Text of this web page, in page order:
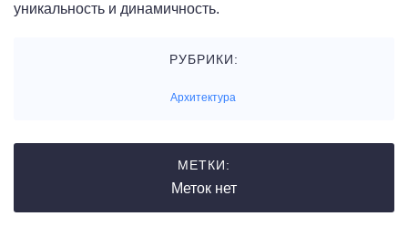
уникальность и динамичность.
РУБРИКИ:
Архитектура
МЕТКИ:
Меток нет